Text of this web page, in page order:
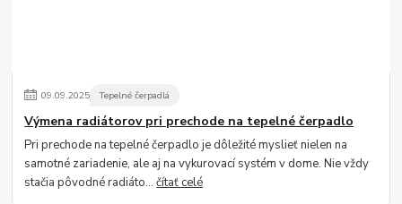
09.09.2025 Tepelné čerpadlá
Výmena radiátorov pri prechode na tepelné čerpadlo
Pri prechode na tepelné čerpadlo je dôležité myslieť nielen na
samotné zariadenie, ale aj na vykurovací systém v dome. Nie vždy
stačia pôvodné radiáto...čítať celé